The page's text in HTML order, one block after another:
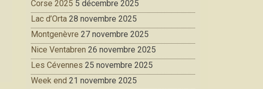
Corse 2025 5 décembre 2025
Lac d’Orta 28 novembre 2025
Montgenèvre 27 novembre 2025
Nice Ventabren 26 novembre 2025
Les Cévennes 25 novembre 2025
Week end 21 novembre 2025